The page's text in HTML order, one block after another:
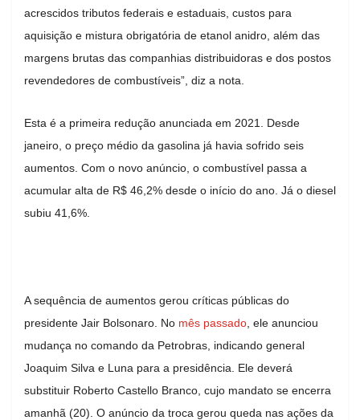
acrescidos tributos federais e estaduais, custos para
aquisição e mistura obrigatória de etanol anidro, além das
margens brutas das companhias distribuidoras e dos postos
revendedores de combustíveis”, diz a nota.
Esta é a primeira redução anunciada em 2021. Desde
janeiro, o preço médio da gasolina já havia sofrido seis
aumentos. Com o novo anúncio, o combustível passa a
acumular alta de R$ 46,2% desde o início do ano. Já o diesel
subiu 41,6%.
A sequência de aumentos gerou críticas públicas do
presidente Jair Bolsonaro. No mês passado , ele anunciou
mudança no comando da Petrobras, indicando general
Joaquim Silva e Luna para a presidência. Ele deverá
substituir Roberto Castello Branco, cujo mandato se encerra
amanhã (20). O anúncio da troca gerou queda nas ações da